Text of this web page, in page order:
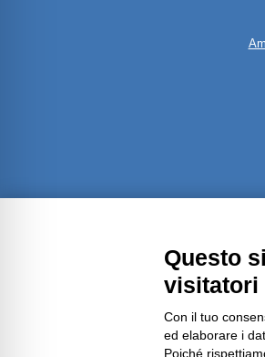
Questo
visitatori
Con il tuo
ed elaborare i
Poiché